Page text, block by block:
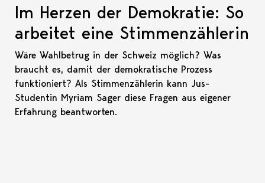
Im Herzen der Demokratie: So
arbeitet eine Stimmenzählerin
Wäre Wahlbetrug in der Schweiz möglich? Was
braucht es, damit der demokratische Prozess
funktioniert? Als Stimmenzählerin kann Jus-
Studentin Myriam Sager diese Fragen aus eigener
Erfahrung beantworten.